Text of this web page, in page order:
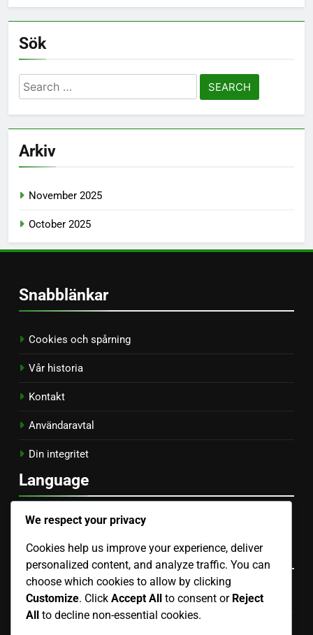
Sök
Search
for:
Arkiv
November 2025
October 2025
Snabblänkar
Cookies och spårning
Vår historia
Kontakt
Användaravtal
Din integritet
Language
Spanish▾
Kategorier
Bulgariska modevarumärkens marknadsföring SEO
We respect your privacy
Cookies help us improve your experience, deliver
personalized content, and analyze traffic. You can
choose which cookies to allow by clicking
Customize. Click Accept All to consent or Reject
All to decline non-essential cookies.